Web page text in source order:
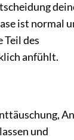
ist normal
Teil des
anfühlt.
und